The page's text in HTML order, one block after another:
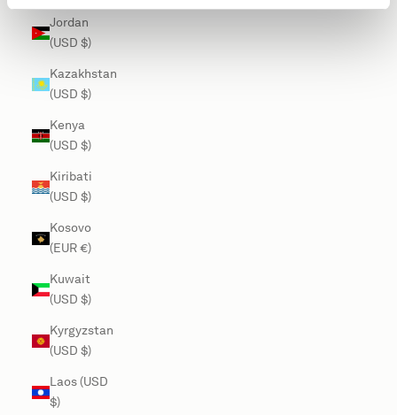
Jordan
(USD $)
Kazakhstan
(USD $)
Kenya
(USD $)
Kiribati
(USD $)
Kosovo
(EUR €)
Kuwait
(USD $)
Kyrgyzstan
(USD $)
Laos (USD
$)